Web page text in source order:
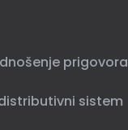
prigovora
sistem